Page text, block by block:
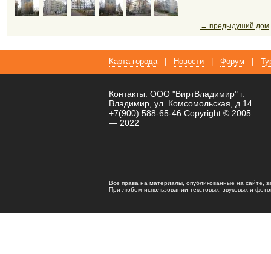
← предыдуший дом
Карта города Новости Форум
Контакты: ООО "ВиртВладимир" г.
Владимир, ул. Комсомольская, д.14
+7(900) 588-65-46 Copyright © 2005
— 2022
Все права на материалы, опубликованные на сайте,
При любом использовании текстовых, звуковых и